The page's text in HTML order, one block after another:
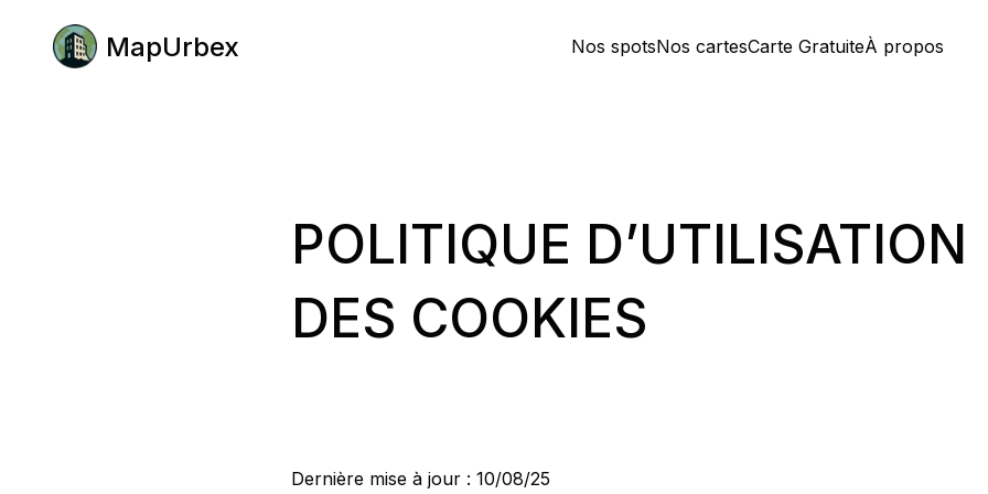
MapUrbex Nos spotsNos cartesCarte GratuiteÀ propos
POLITIQUE D’UTILISATION
DES COOKIES
Dernière mise à jour : 10/08/25